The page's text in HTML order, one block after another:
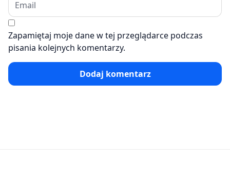
Zapamiętaj moje dane w tej przeglądarce podczas
pisania kolejnych komentarzy.
Dodaj komentarz